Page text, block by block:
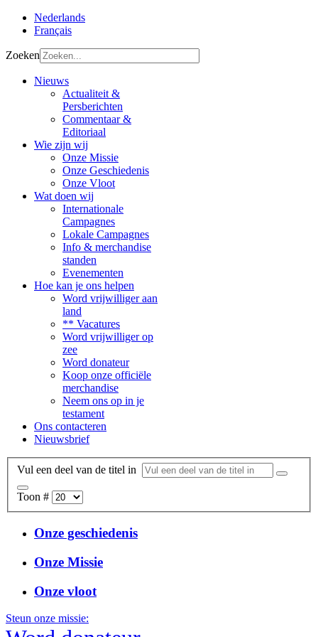
Nederlands
Français
Zoeken
Nieuws
Actualiteit &
Persberichten
Commentaar &
Editoriaal
Wie zijn wij
Onze Missie
Onze Geschiedenis
Onze Vloot
Wat doen wij
Internationale
Campagnes
Lokale Campagnes
Info & merchandise
standen
Evenementen
Hoe kan je ons helpen
Word vrijwilliger aan
land
** Vacatures
Word vrijwilliger op
zee
Word donateur
Koop onze officiële
merchandise
Neem ons op in je
testament
Ons contacteren
Nieuwsbrief
Vul een deel van de titel in
Toon #
Onze geschiedenis
Onze Missie
Onze vloot
Steun onze missie: